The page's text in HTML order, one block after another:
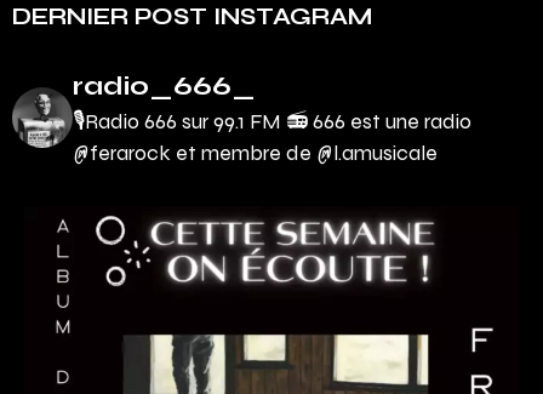
DERNIER POST INSTAGRAM
radio_666_
🎙Radio 666 sur 99.1 FM 📻666 est une radio
@ferarock et membre de @l.amusicale